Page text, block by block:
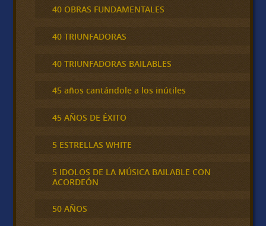
40 OBRAS FUNDAMENTALES
40 TRIUNFADORAS
40 TRIUNFADORAS BAILABLES
45 años cantándole a los inútiles
45 AÑOS DE ÉXITO
5 ESTRELLAS WHITE
5 IDOLOS DE LA MÚSICA BAILABLE CON
ACORDEÓN
50 AÑOS